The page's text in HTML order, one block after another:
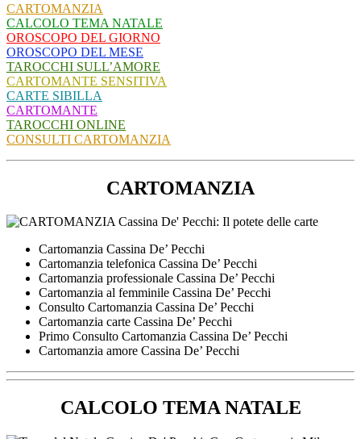
CARTOMANZIA
CALCOLO TEMA NATALE
OROSCOPO DEL GIORNO
OROSCOPO DEL MESE
TAROCCHI SULL’AMORE
CARTOMANTE SENSITIVA
CARTE SIBILLA
CARTOMANTE
TAROCCHI ONLINE
CONSULTI CARTOMANZIA
CARTOMANZIA
Cartomanzia Cassina De’ Pecchi
Cartomanzia telefonica Cassina De’ Pecchi
Cartomanzia professionale Cassina De’ Pecchi
Cartomanzia al femminile Cassina De’ Pecchi
Consulto Cartomanzia Cassina De’ Pecchi
Cartomanzia carte Cassina De’ Pecchi
Primo Consulto Cartomanzia Cassina De’ Pecchi
Cartomanzia amore Cassina De’ Pecchi
CALCOLO TEMA NATALE